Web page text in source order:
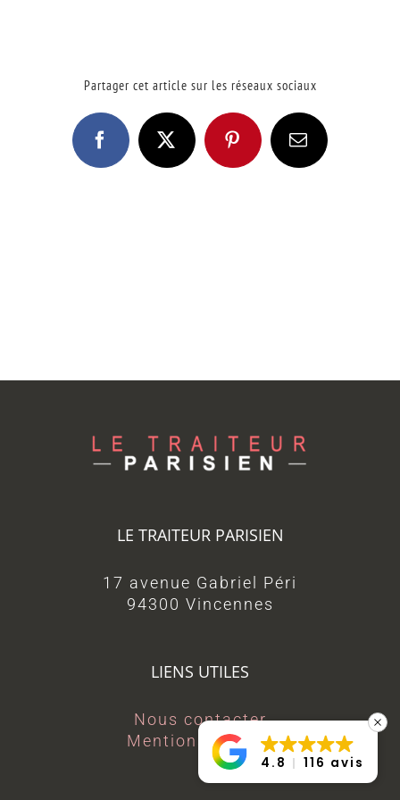
Partager cet article sur les réseaux sociaux
Facebook
X PinterestEmail
LE TRAITEUR PARISIEN
17 avenue Gabriel Péri
94300 Vincennes
LIENS UTILES
Nous contacter
Mentions légales
4.8 116 avis